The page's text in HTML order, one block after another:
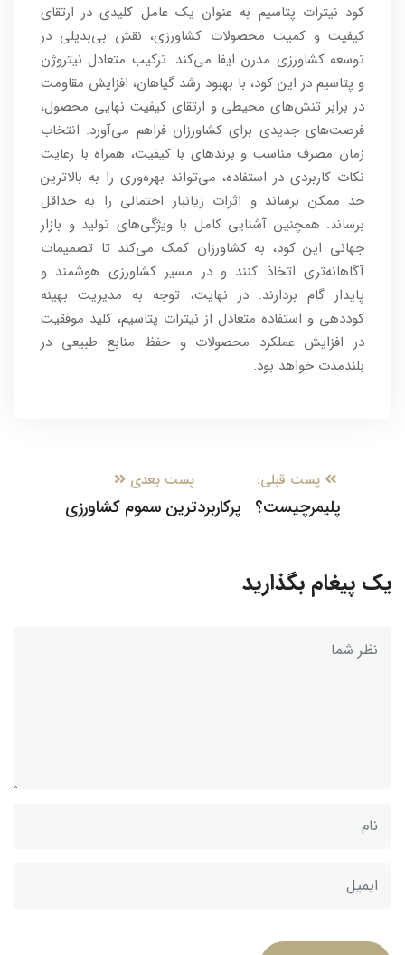
کود نیترات پتاسیم به عنوان یک عامل کلیدی در ارتقای
کیفیت و کمیت محصولات کشاورزی، نقش بی‌بدیلی در
توسعه کشاورزی مدرن ایفا می‌کند. ترکیب متعادل نیتروژن
و پتاسیم در این کود، با بهبود رشد گیاهان، افزایش مقاومت
در برابر تنش‌های محیطی و ارتقای کیفیت نهایی محصول،
فرصت‌های جدیدی برای کشاورزان فراهم می‌آورد. انتخاب
زمان مصرف مناسب و برندهای با کیفیت، همراه با رعایت
نکات کاربردی در استفاده، می‌تواند بهره‌وری را به بالاترین
حد ممکن برساند و اثرات زیانبار احتمالی را به حداقل
برساند. همچنین آشنایی کامل با ویژگی‌های تولید و بازار
جهانی این کود، به کشاورزان کمک می‌کند تا تصمیمات
آگاهانه‌تری اتخاذ کنند و در مسیر کشاورزی هوشمند و
پایدار گام بردارند. در نهایت، توجه به مدیریت بهینه
کوددهی و استفاده متعادل از نیترات پتاسیم، کلید موفقیت
در افزایش عملکرد محصولات و حفظ منابع طبیعی در
بلندمدت خواهد بود.
پست قبلی:
پلیمرچیست؟
پست بعدی
پرکاربردترین سموم کشاورزی
یک پیغام بگذارید